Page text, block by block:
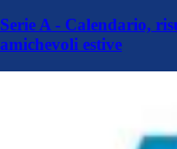
Serie A - Calendario,
amichevoli estive